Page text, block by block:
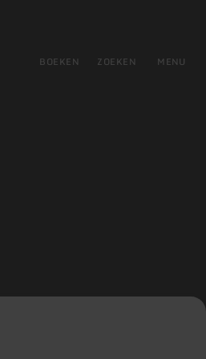
BOEKEN ZOEKEN MENU